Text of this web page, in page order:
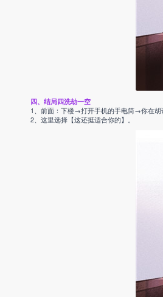
四、结局四洗劫一空
1、前面：下楼→打开手机的手电筒→你在
2、这里选择【这还挺适合你的】。